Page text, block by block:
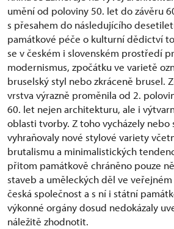
umění od poloviny 50. let do závěru
s přesahem do následujícího
památkové péče o kulturní dědictví
se v českém i slovenském prostředí
modernismus, zpočátku ve varietě
bruselský styl nebo zkráceně brusel.
vrstva výrazně proměnila od 2.
60. let nejen architekturu, ale i
oblasti tvorby. Z toho vycházely nebo
vyhraňovaly nové stylové variety
brutalismu a minimalistických
přitom památkově chráněno pouze
staveb a uměleckých děl ve
česká společnost a s ní i státní
výkonné orgány dosud nedokázaly
náležitě zhodnotit.